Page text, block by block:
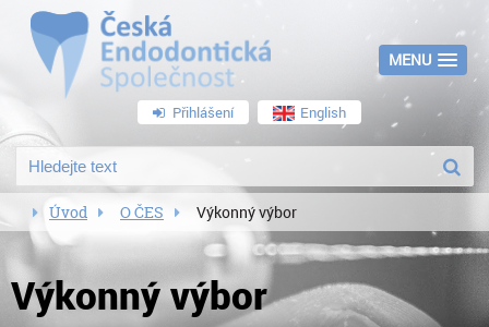
Přihlášení English
MENU
Úvod O ČES Výkonný výbor
Výkonný výbor